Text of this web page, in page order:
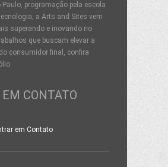
Paulo, programação pela escola
a Arts and Sites vem
superando e inovando no
que buscam elevar a
consumidor final, confira
CONTATO
em Contato